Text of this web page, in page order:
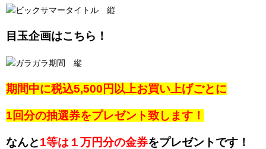
目玉企画はこちら！
期間中に税込5,500円以上お買い上げごとに
1回分の抽選券をプレゼント致します！
なんと1等は１万円分の金券をプレゼントです！